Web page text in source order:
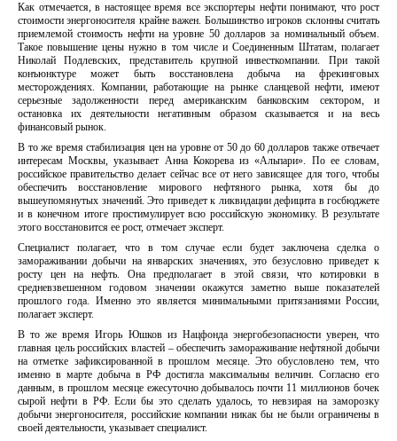
Как отмечается, в настоящее время все экспортеры нефти понимают, что рост
стоимости энергоносителя крайне важен. Большинство игроков склонны считать
приемлемой стоимость нефти на уровне 50 долларов за номинальный объем.
Такое повышение цены нужно в том числе и Соединенным Штатам, полагает
Николай Подлевских, представитель крупной инвесткомпании. При такой
конъюнктуре может быть восстановлена добыча на фрекинговых
месторождениях. Компании, работающие на рынке сланцевой нефти, имеют
серьезные задолженности перед американским банковским сектором, и
остановка их деятельности негативным образом сказывается и на весь
финансовый рынок.
В то же время стабилизация цен на уровне от 50 до 60 долларов также отвечает
интересам Москвы, указывает Анна Кокорева из «Альпари». По ее словам,
российское правительство делает сейчас все от него зависящее для того, чтобы
обеспечить восстановление мирового нефтяного рынка, хотя бы до
вышеупомянутых значений. Это приведет к ликвидации дефицита в госбюджете
и в конечном итоге простимулирует всю российскую экономику. В результате
этого восстановится ее рост, отмечает эксперт.
Специалист полагает, что в том случае если будет заключена сделка о
замораживании добычи на январских значениях, это безусловно приведет к
росту цен на нефть. Она предполагает в этой связи, что котировки в
средневзвешенном годовом значении окажутся заметно выше показателей
прошлого года. Именно это является минимальными притязаниями России,
полагает эксперт.
В то же время Игорь Юшков из Нацфонда энергобезопасности уверен, что
главная цель российских властей – обеспечить замораживание нефтяной добычи
на отметке зафиксированной в прошлом месяце. Это обусловлено тем, что
именно в марте добыча в РФ достигла максимальны величин. Согласно его
данным, в прошлом месяце ежесуточно добывалось почти 11 миллионов бочек
сырой нефти в РФ. Если бы это сделать удалось, то невзирая на заморозку
добычи энергоносителя, российские компании никак бы не были ограничены в
своей деятельности, указывает специалист.